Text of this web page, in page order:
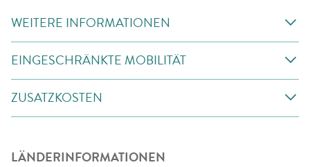
WEITERE INFORMATIONEN
EINGESCHRÄNKTE MOBILITÄT
ZUSATZKOSTEN
LÄNDERINFORMATIONEN